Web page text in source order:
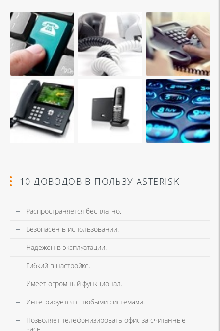
10 ДОВОДОВ В ПОЛЬЗУ ASTERISK
Распространяется бесплатно.
Безопасен в использовании.
Надежен в эксплуатации.
Гибкий в настройке.
Имеет огромный функционал.
Интегрируется с любыми системами.
Позволяет телефонизировать офис за считанные
часы.